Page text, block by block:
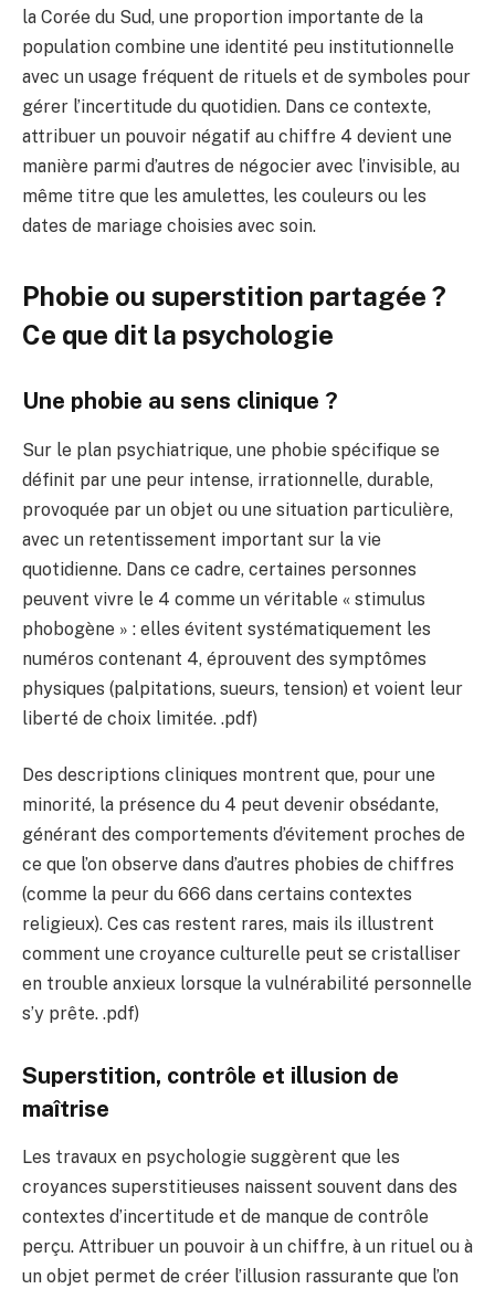
la Corée du Sud, une proportion importante de la
population combine une identité peu institutionnelle
avec un usage fréquent de rituels et de symboles pour
gérer l’incertitude du quotidien. Dans ce contexte,
attribuer un pouvoir négatif au chiffre 4 devient une
manière parmi d’autres de négocier avec l’invisible, au
même titre que les amulettes, les couleurs ou les
dates de mariage choisies avec soin.
Phobie ou superstition partagée ?
Ce que dit la psychologie
Une phobie au sens clinique ?
Sur le plan psychiatrique, une phobie spécifique se
définit par une peur intense, irrationnelle, durable,
provoquée par un objet ou une situation particulière,
avec un retentissement important sur la vie
quotidienne. Dans ce cadre, certaines personnes
peuvent vivre le 4 comme un véritable « stimulus
phobogène » : elles évitent systématiquement les
numéros contenant 4, éprouvent des symptômes
physiques (palpitations, sueurs, tension) et voient leur
liberté de choix limitée. .pdf)
Des descriptions cliniques montrent que, pour une
minorité, la présence du 4 peut devenir obsédante,
générant des comportements d’évitement proches de
ce que l’on observe dans d’autres phobies de chiffres
(comme la peur du 666 dans certains contextes
religieux). Ces cas restent rares, mais ils illustrent
comment une croyance culturelle peut se cristalliser
en trouble anxieux lorsque la vulnérabilité personnelle
s’y prête. .pdf)
Superstition, contrôle et illusion de
maîtrise
Les travaux en psychologie suggèrent que les
croyances superstitieuses naissent souvent dans des
contextes d’incertitude et de manque de contrôle
perçu. Attribuer un pouvoir à un chiffre, à un rituel ou à
un objet permet de créer l’illusion rassurante que l’on